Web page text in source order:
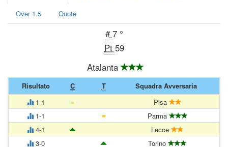
Over 1.5 Quote
#7 °
Pt 59
Atalanta
Risultato C T
Squadra Avversaria
1-1
=
Pisa
1-1
=
Parma
4-1
Lecce
3-0
Torino